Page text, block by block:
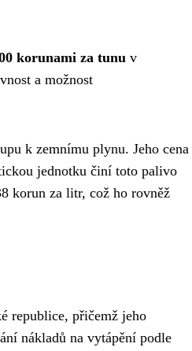
korunami za tunu v
a možnost
k zemnímu plynu. Jeho cena
jednotku činí toto palivo
korun za litr, což ho rovněž
republice, přičemž jeho
nákladů na vytápění podle